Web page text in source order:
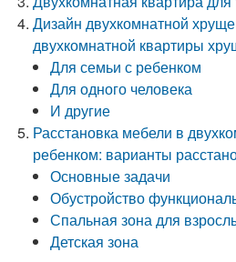
Дизайн двухкомнатной
двухкомнатной квартиры
Для семьи с ребенком
Для одного человека
И другие
Расстановка мебели в
ребенком: варианты
Основные задачи
Обустройство
Спальная зона для
Детская зона